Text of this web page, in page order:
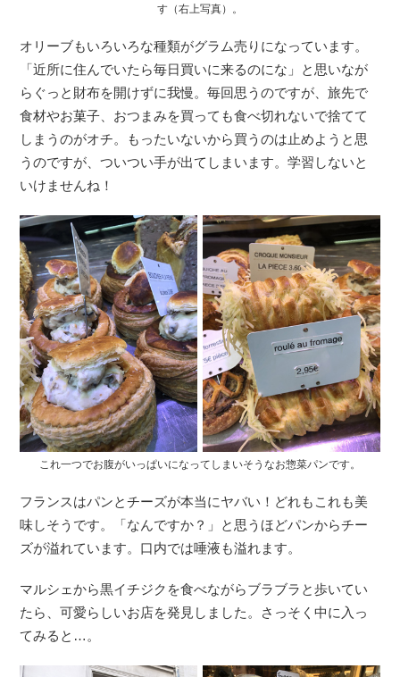
す（右上写真）。
オリーブもいろいろな種類がグラム売りになっています。
「近所に住んでいたら毎日買いに来るのにな」と思いなが
らぐっと財布を開けずに我慢。毎回思うのですが、旅先で
食材やお菓子、おつまみを買っても食べ切れないで捨てて
しまうのがオチ。もったいないから買うのは止めようと思
うのですが、ついつい手が出てしまいます。学習しないと
いけませんね！
これ一つでお腹がいっぱいになってしまいそうなお惣菜パンです。
フランスはパンとチーズが本当にヤバい！どれもこれも美
味しそうです。「なんですか？」と思うほどパンからチー
ズが溢れています。口内では唾液も溢れます。
マルシェから黒イチジクを食べながらブラブラと歩いてい
たら、可愛らしいお店を発見しました。さっそく中に入っ
てみると…。